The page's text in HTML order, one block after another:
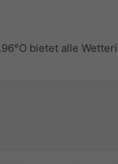
bietet alle